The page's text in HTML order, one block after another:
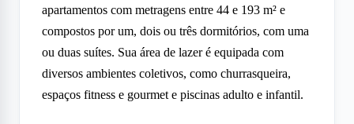
apartamentos com metragens entre 44 e 193 m² e
compostos por um, dois ou três dormitórios, com uma
ou duas suítes. Sua área de lazer é equipada com
diversos ambientes coletivos, como churrasqueira,
espaços fitness e gourmet e piscinas adulto e infantil.